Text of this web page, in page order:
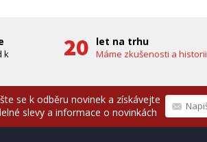
k
let na trhu
Máme zkušenosti a historii
se k odběru novinek a získávejte
slevy a informace o novinkách